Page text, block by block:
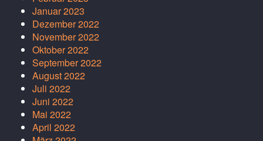
Januar 2023
Dezember 2022
November 2022
Oktober 2022
September 2022
August 2022
Juli 2022
Juni 2022
Mai 2022
April 2022